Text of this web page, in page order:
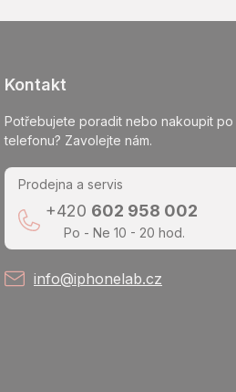
Kontakt
Potřebujete poradit nebo nakoupit po
telefonu? Zavolejte nám.
Prodejna a servis
+420 602 958 002
Po - Ne 10 - 20 hod.
info@iphonelab.cz